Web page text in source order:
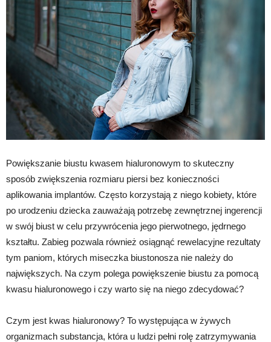
Powiększanie biustu kwasem hialuronowym to skuteczny
sposób zwiększenia rozmiaru piersi bez konieczności
aplikowania implantów. Często korzystają z niego kobiety, które
po urodzeniu dziecka zauważają potrzebę zewnętrznej ingerencji
w swój biust w celu przywrócenia jego pierwotnego, jędrnego
kształtu. Zabieg pozwala również osiągnąć rewelacyjne rezultaty
tym paniom, których miseczka biustonosza nie należy do
największych. Na czym polega powiększenie biustu za pomocą
kwasu hialuronowego i czy warto się na niego zdecydować?
Czym jest kwas hialuronowy? To występująca w żywych
organizmach substancja, która u ludzi pełni rolę zatrzymywania